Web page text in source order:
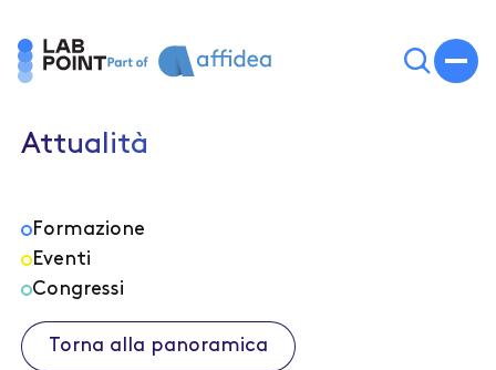
Attualità
Formazione
Eventi
Congressi
Torna alla panoramica